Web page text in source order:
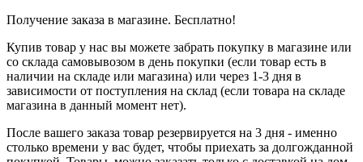
Получение заказа в магазине. Бесплатно!
Купив товар у нас вы можете забрать покупку в магазине или
со склада самовывозом в день покупки (если товар есть в
наличии на складе или магазина) или через 1-3 дня в
зависимости от поступления на склад (если товара на складе
магазина в данный момент нет).
После вашего заказа товар резервируется на 3 дня - именно
столько времени у вас будет, чтобы приехать за долгожданной